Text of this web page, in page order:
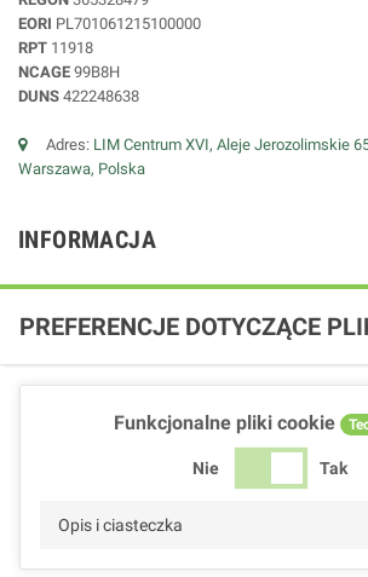
EORI PL701061215100000
RPT 11918
NCAGE 99B8H
DUNS 422248638
Adres: LIM Centrum XVI, Aleje Jerozolimskie
Warszawa, Polska
INFORMACJA
PREFERENCJE DOTYCZĄCE
Funkcjonalne pliki cookie
Nie Tak
Opis i ciasteczka